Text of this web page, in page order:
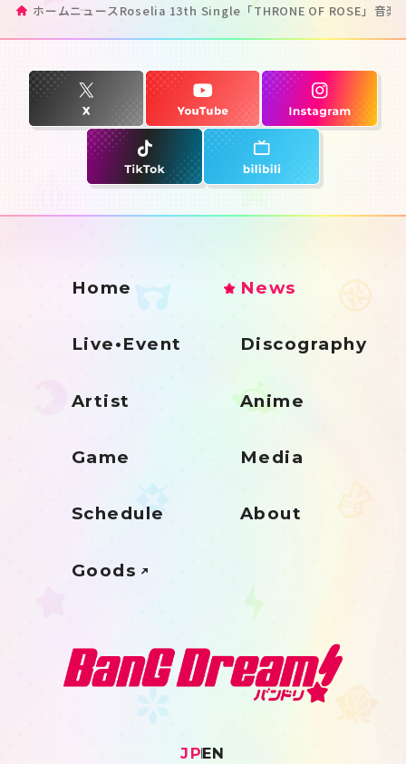
ホームニュース Roselia 13th Single「THRONE OF ROSE」音楽
Home News
Live•Event Discography
Artist Anime
Game Media
Schedule About
Goods
JPEN